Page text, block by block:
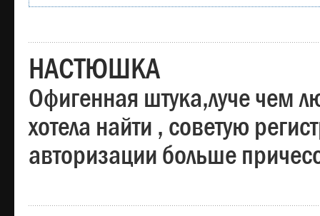
НАСТЮШКА
Офигенная штука,луче чем
хотела найти , советую
авторизации больше